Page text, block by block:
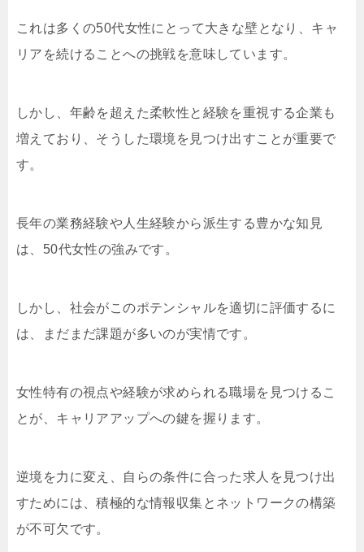
これは多くの50代女性にとって大きな壁となり、キャ
リアを続けることへの挑戦を意味しています。
しかし、年齢を超えた柔軟性と経験を重視する企業も
増えており、そうした環境を見つけ出すことが重要で
す。
長年の業務経験や人生経験から派生する豊かな知見
は、50代女性の強みです。
しかし、社会がこのポテンシャルを適切に評価するに
は、まだまだ課題が多いのが実情です。
女性特有の視点や経験が求められる職場を見つけるこ
とが、キャリアアップへの鍵を握ります。
逆境を力に変え、自らの条件に合った求人を見つけ出
すためには、積極的な情報収集とネットワークの構築
が不可欠です。